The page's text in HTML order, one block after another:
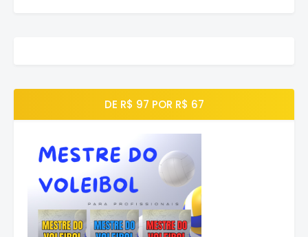
DE R$ 97 POR R$ 67